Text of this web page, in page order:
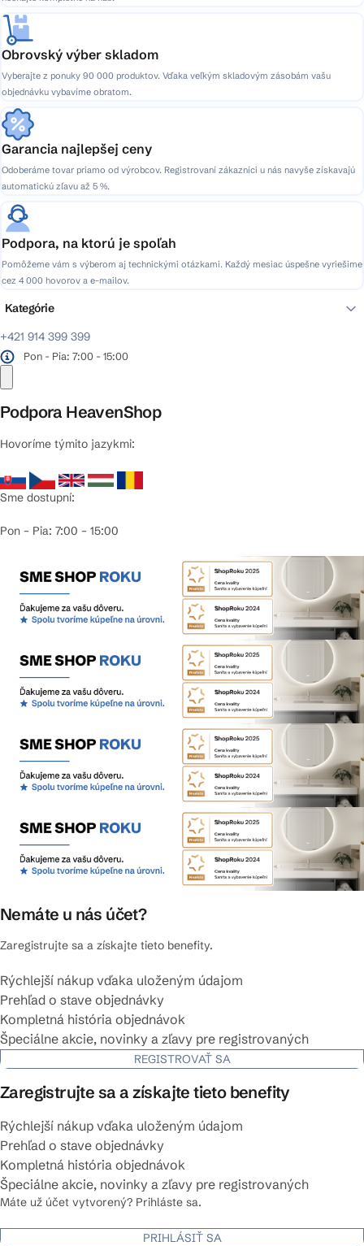
Obrovský výber skladom
Vyberajte z ponuky 90 000 produktov. Vďaka veľkým skladovým zásobám vašu
objednávku vybavíme obratom.
Garancia najlepšej ceny
Odoberáme tovar priamo od výrobcov. Registrovaní zákazníci u nás navyše získavajú
automatickú zľavu až 5 %.
Podpora, na ktorú je spoľah
Pomôžeme vám s výberom aj technickými otázkami. Každý mesiac úspešne vyriešime
cez 4 000 hovorov a e-mailov.
+421 914 399 399
Pon - Pia: 7:00 - 15:00
Podpora HeavenShop
Hovoríme týmito jazykmi:
Sme dostupní:
Pon – Pia: 7:00 – 15:00
Nemáte u nás účet?
Zaregistrujte sa a získajte tieto benefity.
Rýchlejší nákup vďaka uloženým údajom
Prehľad o stave objednávky
Kompletná história objednávok
Špeciálne akcie, novinky a zľavy pre registrovaných
REGISTROVAŤ SA
Zaregistrujte sa a získajte tieto benefity
Rýchlejší nákup vďaka uloženým údajom
Prehľad o stave objednávky
Kompletná história objednávok
Špeciálne akcie, novinky a zľavy pre registrovaných
Máte už účet vytvorený? Prihláste sa.
PRIHLÁSIŤ SA
Kategórie